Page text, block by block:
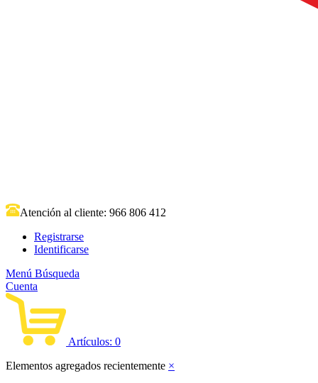
Atención al cliente: 966 806 412
Registrarse
Identificarse
Menú Búsqueda
Cuenta
Artículos: 0
Elementos agregados recientemente ×